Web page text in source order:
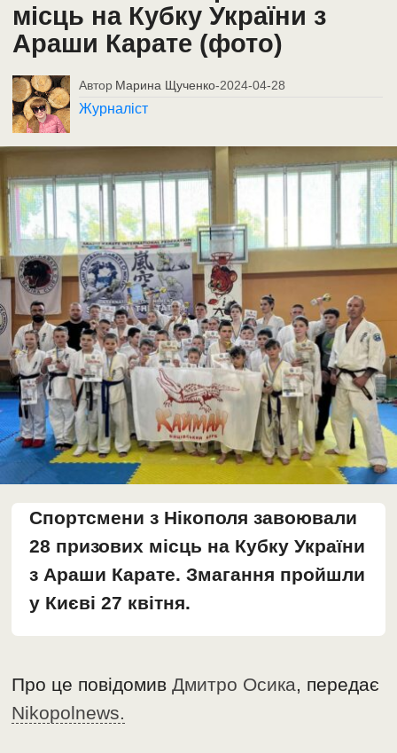
місць на Кубку України з
Араши Карате (фото)
Автор Марина Щученко-2024-04-28
Журналіст
Спортсмени з Нікополя завоювали
28 призових місць на Кубку України
з Араши Карате. Змагання пройшли
у Києві 27 квітня.
Про це повідомивДмитро Осика, передає
Nikopolnews.